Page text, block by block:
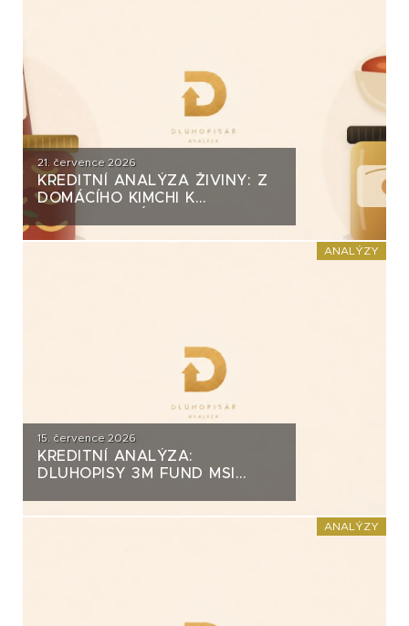
21. července 2026
KREDITNÍ ANALÝZA ŽIVINY: Z
DOMÁCÍHO KIMCHI K
ZA PŮL MILIARDY
ANALÝZY
15. července 2026
KREDITNÍ ANALÝZA:
DLUHOPISY 3M FUND MSI
ANALÝZY